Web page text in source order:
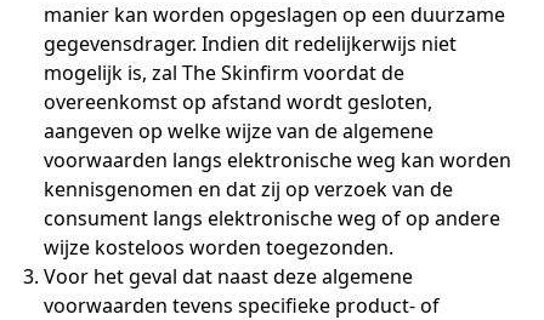
manier kan worden opgeslagen op een duurzame
gegevensdrager. Indien dit redelijkerwijs niet
mogelijk is, zal The Skinfirm voordat de
overeenkomst op afstand wordt gesloten,
aangeven op welke wijze van de algemene
voorwaarden langs elektronische weg kan worden
kennisgenomen en dat zij op verzoek van de
consument langs elektronische weg of op andere
wijze kosteloos worden toegezonden.
Voor het geval dat naast deze algemene
voorwaarden tevens specifieke product- of